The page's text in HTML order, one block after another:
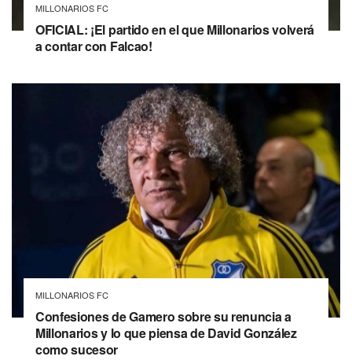
MILLONARIOS FC
OFICIAL: ¡El partido en el que Millonarios volverá
a contar con Falcao!
MILLONARIOS FC
Confesiones de Gamero sobre su renuncia a
Millonarios y lo que piensa de David González
como sucesor